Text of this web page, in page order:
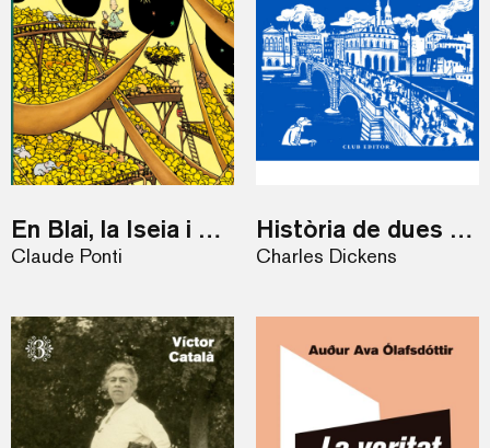
En Blai, la Iseia i el Mataplanetes
Claude Ponti
Història de dues ciutats
Charles Dickens